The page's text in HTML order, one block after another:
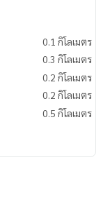
0.1 กิโลเมตร
0.3 กิโลเมตร
0.2 กิโลเมตร
0.2 กิโลเมตร
0.5 กิโลเมตร